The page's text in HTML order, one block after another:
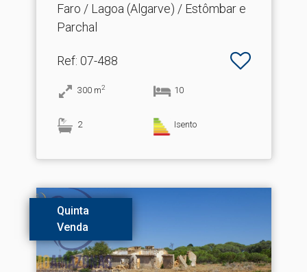
Faro / Lagoa (Algarve) / Estômbar e
Parchal
Ref: 07-488
300 m2 10
2 Isento
Quinta
Venda